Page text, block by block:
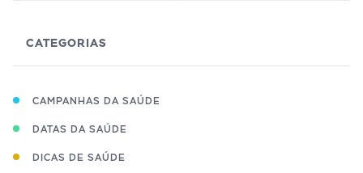
CATEGORIAS
CAMPANHAS DA SAÚDE
DATAS DA SAÚDE
DICAS DE SAÚDE